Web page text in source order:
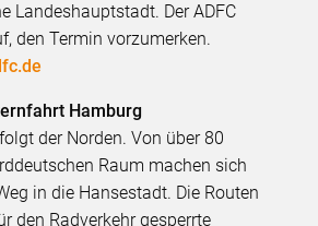
Landeshauptstadt. Der ADFC
den Termin vorzumerken.
Hamburg
der Norden. Von über 80
Raum machen sich
in die Hansestadt. Die Routen
den Radverkehr gesperrte